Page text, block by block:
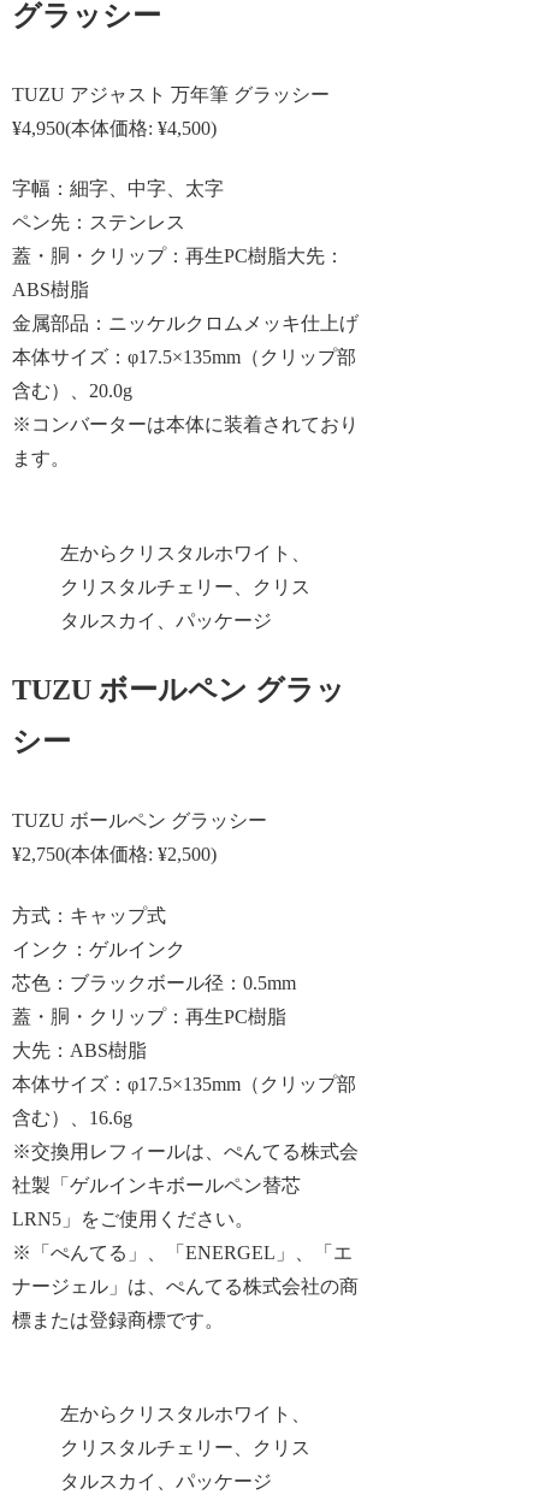
グラッシー
TUZU アジャスト 万年筆 グラッシー
¥4,950(本体価格: ¥4,500)
字幅：細字、中字、太字
ペン先：ステンレス
蓋・胴・クリップ：再生PC樹脂大先：
ABS樹脂
金属部品：ニッケルクロムメッキ仕上げ
本体サイズ：φ17.5×135mm（クリップ部
含む）、20.0g
※コンバーターは本体に装着されており
ます。
左からクリスタルホワイト、
クリスタルチェリー、クリス
タルスカイ、パッケージ
TUZU ボールペン グラッ
シー
TUZU ボールペン グラッシー
¥2,750(本体価格: ¥2,500)
方式：キャップ式
インク：ゲルインク
芯色：ブラックボール径：0.5mm
蓋・胴・クリップ：再生PC樹脂
大先：ABS樹脂
本体サイズ：φ17.5×135mm（クリップ部
含む）、16.6g
※交換用レフィールは、ぺんてる株式会
社製「ゲルインキボールペン替芯
LRN5」をご使用ください。
※「ぺんてる」、「ENERGEL」、「エ
ナージェル」は、ぺんてる株式会社の商
標または登録商標です。
左からクリスタルホワイト、
クリスタルチェリー、クリス
タルスカイ、パッケージ